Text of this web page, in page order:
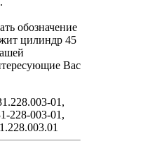
обозначение
цилиндр 45
Вас
01,
228-003-01,